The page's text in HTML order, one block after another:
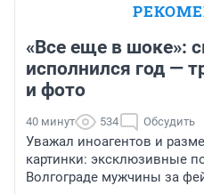
«Все еще в шоке»:
исполнился год —
и фото
40 минут 534 Обсудить
Уважал иноагентов и
картинки: эксклюзивные
Волгограде мужчины за